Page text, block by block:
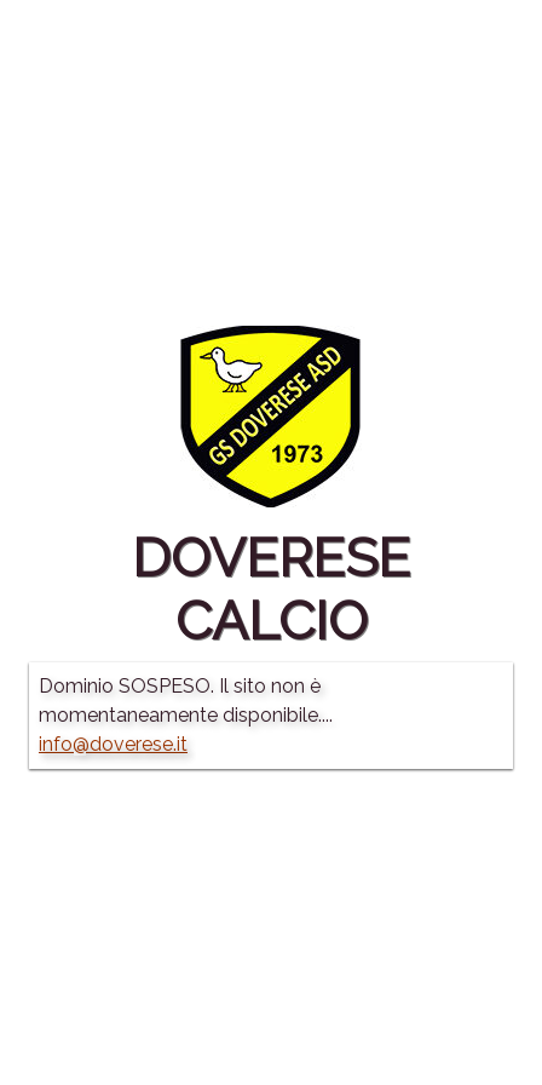
DOVERESE
CALCIO
Dominio SOSPESO. Il sito non è
momentaneamente disponibile....
info@doverese.it